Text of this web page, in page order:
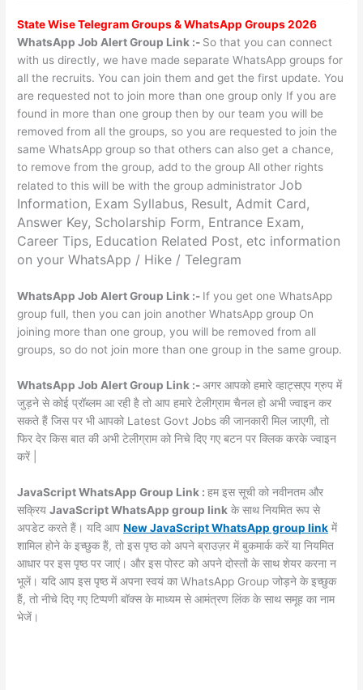
State WiseTelegram Groups& WhatsApp Groups 2026
WhatsApp Job Alert Group Link :- So that you can connect
with us directly, we have made separate WhatsApp groups for
all the recruits. You can join them and get the first update. You
are requested not to join more than one group only If you are
found in more than one group then by our team you will be
removed from all the groups, so you are requested to join the
same WhatsApp group so that others can also get a chance,
to remove from the group, add to the group All other rights
related to this will be with the group administratorJob
Information, Exam Syllabus, Result, Admit Card,
Answer Key, Scholarship Form, Entrance Exam,
Career Tips, Education Related Post, etc information
on your WhatsApp / Hike / Telegram
WhatsApp Job Alert Group Link :- If you get one WhatsApp
group full, then you can join another WhatsApp group On
joining more than one group, you will be removed from all
groups, so do not join more than one group in the same group.
WhatsApp Job Alert Group Link :-अगर आपको हमारे व्हाट्सएप ग्रुप में
जुड़ने से कोई प्रॉब्लम आ रही है तो आप हमारे टेलीग्राम चैनल हो अभी ज्वाइन कर
सकते हैं जिस पर भी आपको Latest Govt Jobs की जानकारी मिल जाएगी, तो
फिर देर किस बात की अभी टेलीग्राम को निचे दिए गए बटन पर क्लिक करके ज्वाइन
करें |
JavaScript WhatsApp Group Link :हम इस सूची को नवीनतम और
सक्रियJavaScript WhatsApp group link के साथ नियमित रूप से
अपडेट करते हैं। यदि आपNew JavaScript WhatsApp group link में
शामिल होने के इच्छुक हैं, तो इस पृष्ठ को अपने ब्राउज़र में बुकमार्क करें या नियमित
आधार पर इस पृष्ठ पर जाएं। और इस पोस्ट को अपने दोस्तों के साथ शेयर करना न
भूलें। यदि आप इस पृष्ठ में अपना स्वयं का WhatsApp Group जोड़ने के इच्छुक
हैं, तो नीचे दिए गए टिप्पणी बॉक्स के माध्यम से आमंत्रण लिंक के साथ समूह का नाम
भेजें।